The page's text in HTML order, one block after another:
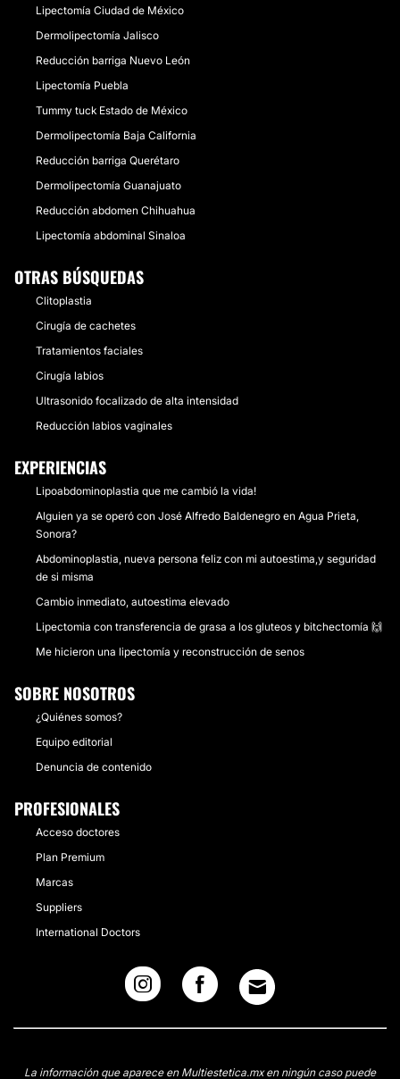
Lipectomía Ciudad de México
Dermolipectomía Jalisco
Reducción barriga Nuevo León
Lipectomía Puebla
Tummy tuck Estado de México
Dermolipectomía Baja California
Reducción barriga Querétaro
Dermolipectomía Guanajuato
Reducción abdomen Chihuahua
Lipectomía abdominal Sinaloa
OTRAS BÚSQUEDAS
Clitoplastia
Cirugía de cachetes
Tratamientos faciales
Cirugía labios
Ultrasonido focalizado de alta intensidad
Reducción labios vaginales
EXPERIENCIAS
Lipoabdominoplastia que me cambió la vida!
Alguien ya se operó con José Alfredo Baldenegro en Agua Prieta,
Sonora?
Abdominoplastia, nueva persona feliz con mi autoestima,y seguridad
de si misma
Cambio inmediato, autoestima elevado
Lipectomia con transferencia de grasa a los gluteos y bitchectomía 🙌
Me hicieron una lipectomía y reconstrucción de senos
SOBRE NOSOTROS
¿Quiénes somos?
Equipo editorial
Denuncia de contenido
PROFESIONALES
Acceso doctores
Plan Premium
Marcas
Suppliers
International Doctors
La información que aparece en Multiestetica.mx en ningún caso puede